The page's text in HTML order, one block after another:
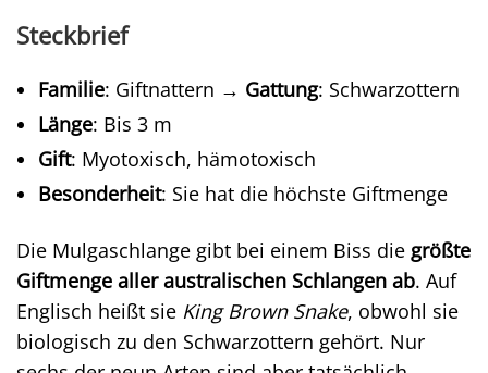
Steckbrief
Familie: Giftnattern → Gattung: Schwarzottern
Länge: Bis 3 m
Gift: Myotoxisch, hämotoxisch
Besonderheit: Sie hat die höchste Giftmenge
Die Mulgaschlange gibt bei einem Biss die größte
Giftmenge aller australischen Schlangen ab. Auf
Englisch heißt sie King Brown Snake, obwohl sie
biologisch zu den Schwarzottern gehört. Nur